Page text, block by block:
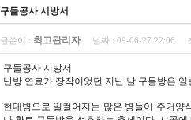
구들공사 시방서
글쓴이 : 최고관리자 날짜 : 09-06-27 22:06
구들공사 시방서
난방 연료가 장작이었던 지난 날 구들방은
현대병으로 일컬어지는 많은 병들이 주거